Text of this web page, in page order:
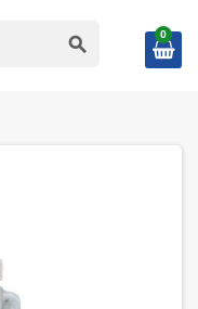
search 0